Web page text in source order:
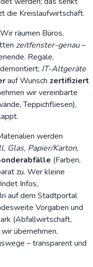
die Kreislaufwirtschaft.
Wir räumen Büros,
zeitfenster-genau–
Regale,
IT-Altgeräte
auf Wunsch zertifiziert
wir vereinbarte
Teppichfliesen),
werden
Glas, Papier/Karton,
(Farben,
zu. Wer kleine
Infos,
auf dem Stadtportal
Vorgaben und
(Abfallwirtschaft,
übernehmen,
– transparent und